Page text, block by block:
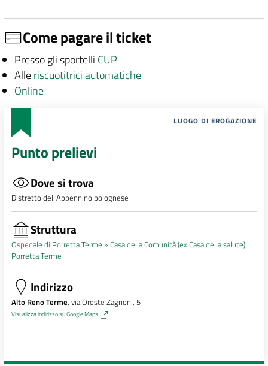
Come pagare il ticket
Presso gli sportelli CUP
Alleriscuotitrici automatiche
Online
LUOGO DI EROGAZIONE
Punto prelievi
Dove si trova
Distretto dell’Appennino bolognese
Struttura
Ospedale di Porretta Terme »Casa della Comunità (ex Casa della salute)
Porretta Terme
Indirizzo
Alto Reno Terme, via Oreste Zagnoni, 5
Visualizza indirizzo su Google Maps